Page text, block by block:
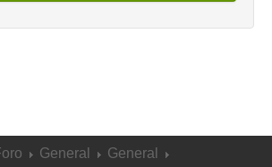
General
General